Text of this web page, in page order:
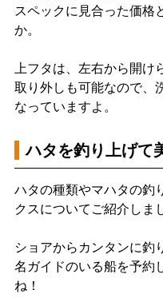
スペックに見合った価格
か。
上フタは、左右から開け
取り外しも可能なので、
なっていますよ。
ハタを釣り上げて
ハタの種類やマハタの釣
クスについてご紹介しま
ショアからカンタンに釣
名ガイドのいる船を予約
ね！